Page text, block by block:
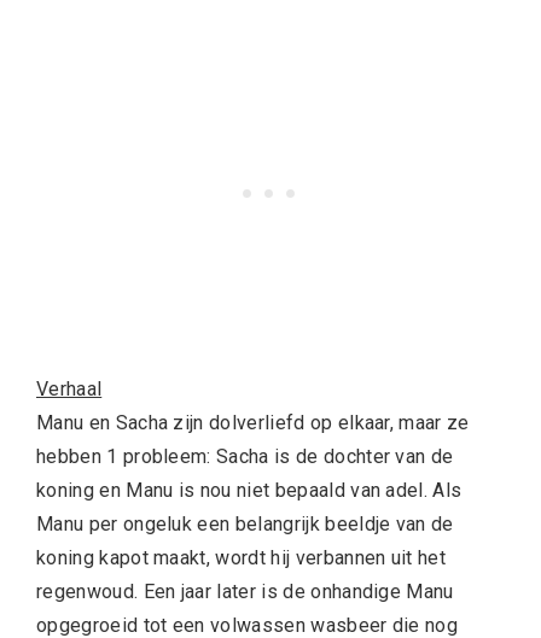
Verhaal
Manu en Sacha zijn dolverliefd op elkaar, maar ze
hebben 1 probleem: Sacha is de dochter van de
koning en Manu is nou niet bepaald van adel. Als
Manu per ongeluk een belangrijk beeldje van de
koning kapot maakt, wordt hij verbannen uit het
regenwoud. Een jaar later is de onhandige Manu
opgegroeid tot een volwassen wasbeer die nog